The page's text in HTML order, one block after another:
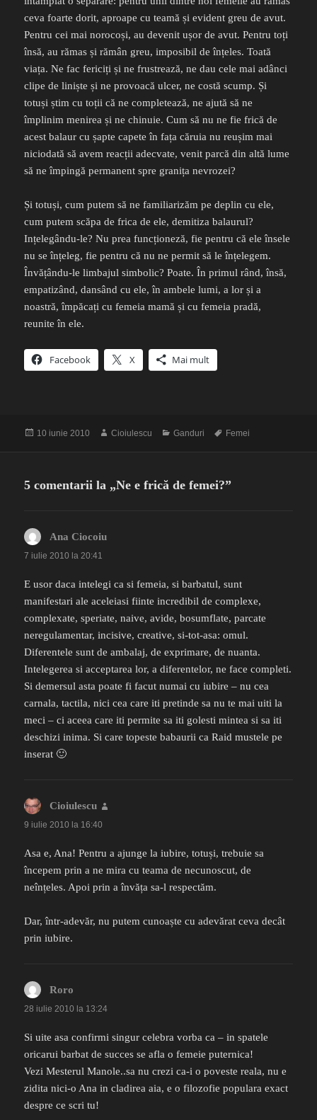
ceva foarte dorit, aproape cu teamă și evident greu de avut.
Pentru cei mai norocoși, au devenit ușor de avut. Pentru toți
însă, au rămas și rămân greu, imposibil de înțeles. Toată
viața. Ne fac fericiți și ne frustrează, ne dau cele mai adânci
clipe de liniște și ne provoacă ulcer, ne costă scump. Și
totuși știm cu toții că ne completează, ne ajută să ne
împlinim menirea și ne chinuie. Cum să nu ne fie frică de
acest balaur cu șapte capete în fața căruia nu reușim mai
niciodată să avem reacții adecvate, venit parcă din altă lume
să ne împingă permanent spre granița nevrozei?
Și totuși, cum putem să ne familiarizăm pe deplin cu ele,
cum putem scăpa de frica de ele, demitiza balaurul?
Ințelegându-le? Nu prea funcționeză, fie pentru că ele însele
nu se înțeleg, fie pentru că nu ne permit să le înțelegem.
Învățându-le limbajul simbolic? Poate. În primul rând, însă,
empatizând, dansând cu ele, în ambele lumi, a lor și a
noastră, împăcați cu femeia mamă și cu femeia pradă,
reunite în ele.
Facebook X Mai mult
Publicat
10 iunie 2010 Autor
Cioiulescu Categorii
Ganduri Etichete
Femei
5 comentarii la „Ne e frică de femei?”
Ana Ciocoiu
7 iulie 2010 la 20:41
E usor daca intelegi ca si femeia, si barbatul, sunt
manifestari ale aceleiasi fiinte incredibil de complexe,
complexate, speriate, naive, avide, bosumflate, parcate
neregulamentar, incisive, creative, si-tot-asa: omul.
Diferentele sunt de ambalaj, de exprimare, de nuanta.
Intelegerea si acceptarea lor, a diferentelor, ne face completi.
Si demersul asta poate fi facut numai cu iubire – nu cea
carnala, tactila, nici cea care iti pretinde sa nu te mai uiti la
meci – ci aceea care iti permite sa iti golesti mintea si sa iti
deschizi inima. Si care topeste babaurii ca Raid mustele pe
inserat 🙂
Cioiulescu
9 iulie 2010 la 16:40
Asa e, Ana! Pentru a ajunge la iubire, totuși, trebuie sa
începem prin a ne mira cu teama de necunoscut, de
neînțeles. Apoi prin a învăța sa-l respectăm.
Dar, într-adevăr, nu putem cunoaște cu adevărat ceva decât
prin iubire.
Roro
28 iulie 2010 la 13:24
Si uite asa confirmi singur celebra vorba ca – in spatele
oricarui barbat de succes se afla o femeie puternica!
Vezi Mesterul Manole..sa nu crezi ca-i o poveste reala, nu e
zidita nici-o Ana in cladirea aia, e o filozofie populara exact
despre ce scri tu!